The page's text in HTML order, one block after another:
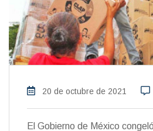
20 de octubre de 2021
El Gobierno de México